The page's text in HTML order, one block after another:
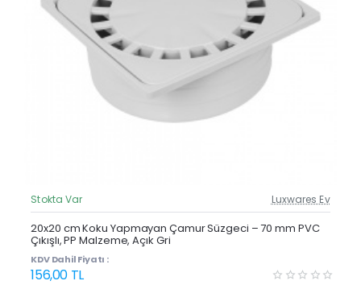
Güncel Fiyat
Yeni Ürün
Stokta Var Luxwares Ev
20x20 cm Koku Yapmayan Çamur Süzgeci – 70 mm PVC
Çıkışlı, PP Malzeme, Açık Gri
KDV Dahil Fiyatı :
156,00 TL